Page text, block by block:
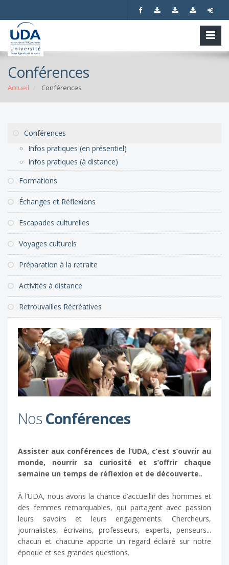
Conférences
Accueil Conférences
Conférences
Infos pratiques (en présentiel)
Infos pratiques (à distance)
Formations
Échanges et Réflexions
Escapades culturelles
Voyages culturels
Préparation à la retraite
Activités à distance
Retrouvailles Récréatives
Nos Conférences
Assister aux conférences de l’UDA, c’est s’ouvrir au
monde, nourrir sa curiosité et s’offrir chaque
semaine un temps de réflexion et de découverte..
À l’UDA, nous avons la chance d’accueillir des hommes et
des femmes remarquables, qui partagent avec passion
leurs savoirs et leurs engagements. Chercheurs,
journalistes, écrivains, professeurs, experts, penseurs...
chacun et chacune apporte un regard éclairé sur notre
époque et ses grandes questions.